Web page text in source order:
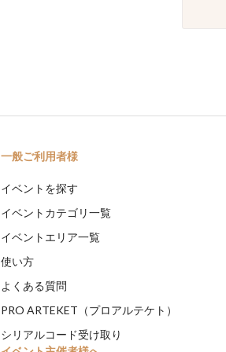
一般ご利用者様
イベントを探す
イベントカテゴリ一覧
イベントエリア一覧
使い方
よくある質問
PRO ARTEKET（プロアルテケト）
シリアルコード受け取り